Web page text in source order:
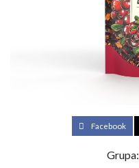
Facebook
Grupa: